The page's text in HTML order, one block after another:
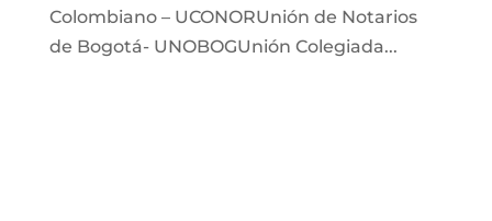
Colombiano – UCONORUnión de Notarios
de Bogotá- UNOBOGUnión Colegiada...